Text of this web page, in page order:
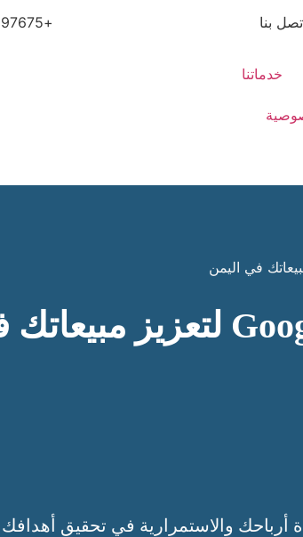
بنا +967777597675
خدماتنا
والاستمرارية في تحقيق